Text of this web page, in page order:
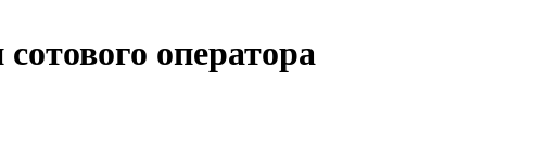
оператора